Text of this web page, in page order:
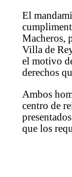
El
Macheros,
Villa de
el motivo
derechos
Ambos
centro de
que los